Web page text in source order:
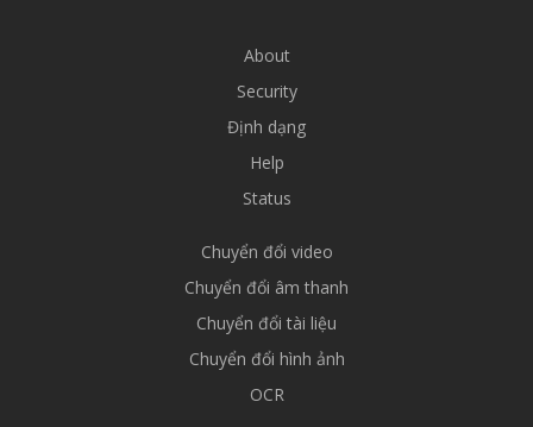
About
Security
Định dạng
Help
Status
Chuyển đổi video
Chuyển đổi âm thanh
Chuyển đổi tài liệu
Chuyển đổi hình ảnh
OCR